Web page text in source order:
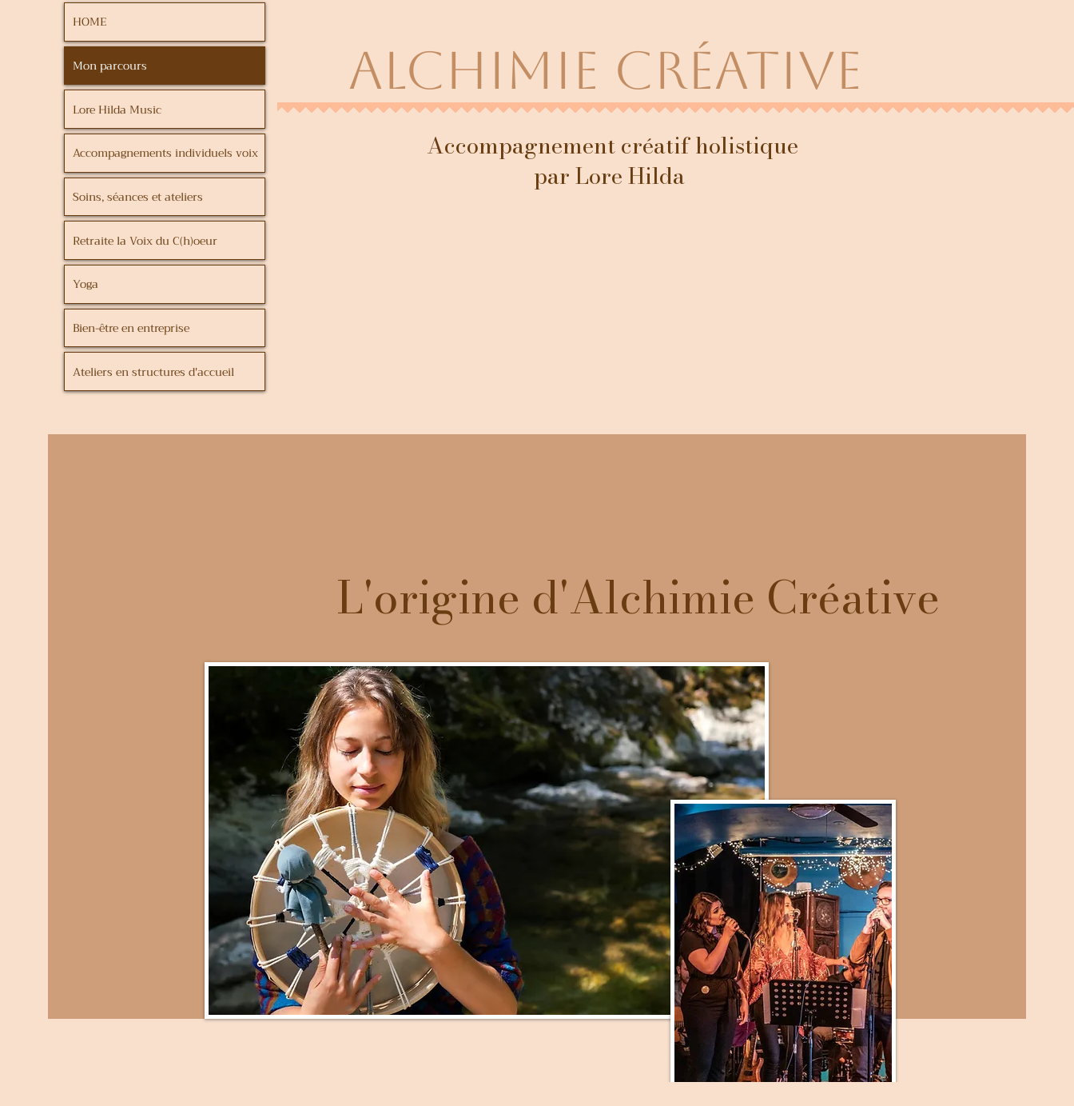
HOME
Mon parcours
Lore Hilda Music
Accompagnements individuels voix
Soins, séances et ateliers
Retraite la Voix du C(h)oeur
Yoga
Bien-être en entreprise
Ateliers en structures d'accueil
Alchimie créative
Accompagnement créatif holistique
par Lore Hilda
L'origine d'Alchimie Créative